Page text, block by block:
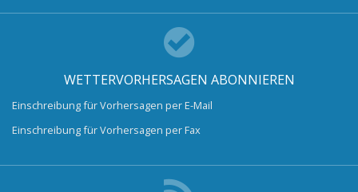
WETTERVORHERSAGEN ABONNIEREN
Einschreibung für Vorhersagen per E-Mail
Einschreibung für Vorhersagen per Fax